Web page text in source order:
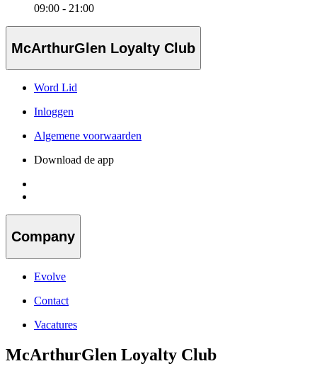
09:00 - 21:00
McArthurGlen Loyalty Club
Word Lid
Inloggen
Algemene voorwaarden
Download de app
Company
Evolve
Contact
Vacatures
McArthurGlen Loyalty Club